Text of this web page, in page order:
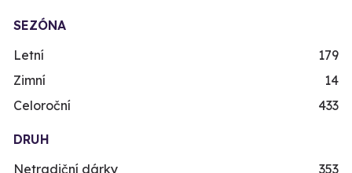
SEZÓNA
Letní
179
Zimní
14
Celoroční
433
DRUH
Netradiční dárky
353